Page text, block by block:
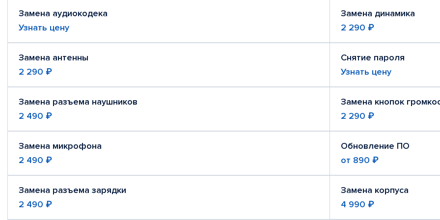
Замена аудиокодека
Узнать цену
Замена динамика
2 290 ₽
Замена антенны
2 290 ₽
Снятие пароля
Узнать цену
Замена разъема наушников
2 490 ₽
Замена кнопок
2 290 ₽
Замена микрофона
2 490 ₽
Обновление ПО
от 890 ₽
Замена разъема зарядки
2 490 ₽
Замена корпуса
4 990 ₽